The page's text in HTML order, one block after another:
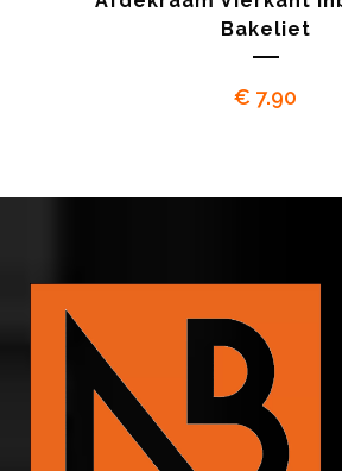
Bakeliet
€ 7.90